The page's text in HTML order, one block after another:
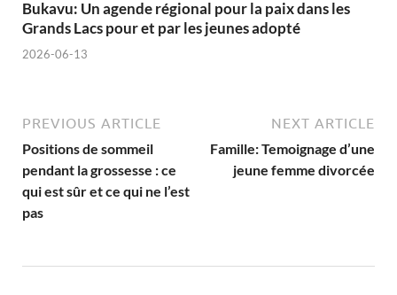
Bukavu: Un agende régional pour la paix dans les
Grands Lacs pour et par les jeunes adopté
2026-06-13
PREVIOUS ARTICLE
Positions de sommeil
pendant la grossesse : ce
qui est sûr et ce qui ne l’est
pas
NEXT ARTICLE
Famille: Temoignage d’une
jeune femme divorcée